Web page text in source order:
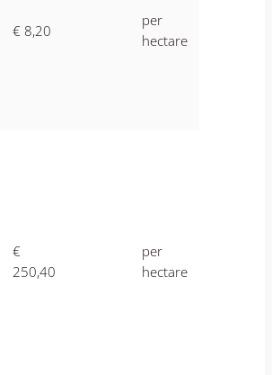
€ 8,20
per
hectare
€
250,40
per
hectare